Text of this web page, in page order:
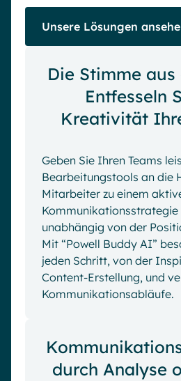
Unsere Lösungen
Die Stimme aus
Entfesseln
Kreativität
Geben Sie Ihren Teams
Bearbeitungstools an die
Mitarbeiter zu einem
Kommunikationsstrategie
unabhängig von der
Mit “Powell Buddy AI”
jeden Schritt, von der
Content-Erstellung, und
Kommunikationsabläufe.
durch Analyse